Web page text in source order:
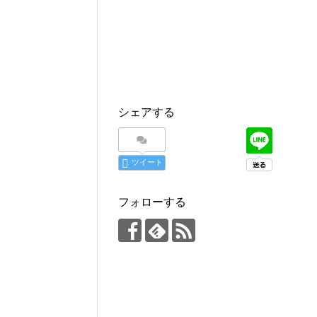
シェアする
ツイート
フォローする